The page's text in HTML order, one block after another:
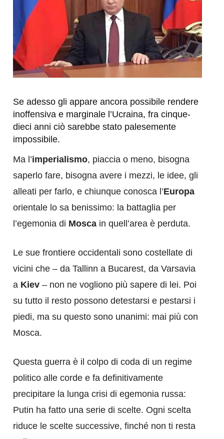
Se adesso gli appare ancora possibile rendere
inoffensiva e marginale l’Ucraina, fra cinque-
dieci anni ciò sarebbe stato palesemente
impossibile.
Ma l’imperialismo, piaccia o meno, bisogna
saperlo fare, bisogna avere i mezzi, le idee, gli
alleati per farlo, e chiunque conosca l’Europa
orientale lo sa benissimo: la battaglia per
l’egemonia di Mosca in quell’area è perduta.
Le sue frontiere occidentali sono costellate di
vicini che – da Tallinn a Bucarest, da Varsavia
a Kiev – non ne vogliono più sapere di lei. Poi
su tutto il resto possono detestarsi e pestarsi i
piedi, ma su questo sono unanimi: mai più con
Mosca.
Questa guerra è il colpo di coda di un regime
politico alle corde e fa definitivamente
precipitare la lunga crisi di egemonia russa:
Putin ha fatto una serie di scelte. Ogni scelta
riduce le scelte successive, finché non ti resta